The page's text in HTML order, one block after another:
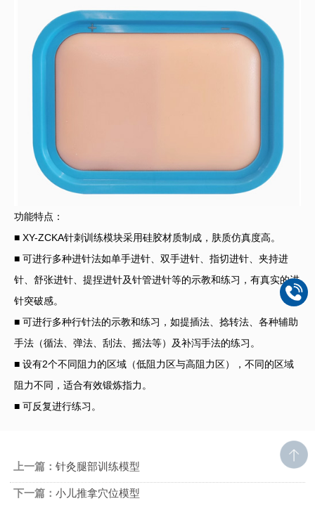
功能特点：
■ XY-ZCKA针刺训练模块采用硅胶材质制成，肤质仿真度高。
■ 可进行多种进针法如单手进针、双手进针、指切进针、夹持进
针、舒张进针、提捏进针及针管进针等的示教和练习，有真实的进
针突破感。
■ 可进行多种行针法的示教和练习，如提插法、捻转法、各种辅助
手法（循法、弹法、刮法、摇法等）及补泻手法的练习。
■ 设有2个不同阻力的区域（低阻力区与高阻力区），不同的区域
阻力不同，适合有效锻炼指力。
■ 可反复进行练习。
上一篇： 针灸腿部训练模型
下一篇： 小儿推拿穴位模型